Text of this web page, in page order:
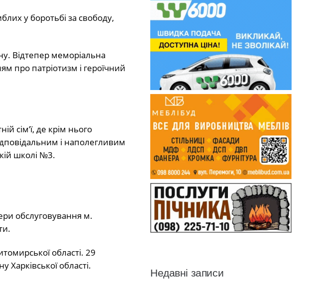
у боротьбі за свободу,
Відтепер меморіальна
про патріотизм і героїчний
сім’ї, де крім нього
і наполегливим
школі №3.
обслуговування м.
області. 29
області.
Недавні записи